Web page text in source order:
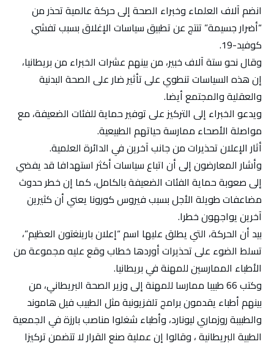
انضم آلاف العلماء وخبراء الصحة إلى حركة عالمية تحذر من
“أضرار جسيمة” تنتج عن تطبيق سياسات الإغلاق بسبب تفشي
كوفيد-19.
وقال نحو ستة آلاف خبير، من بينهم عشرات الخبراء من بريطانيا،
إن هذه السياسات تنطوي على تأثير ضار على الصحة البدنية
والعقلية والمجتمع أيضا.
ويدعو الخبراء إلى التركيز على توفير حماية للفئات الضعيفة، مع
مواصلة الأصحاء ممارسة حياتهم الطبيعية.
أثار الإعلان تحذيرات من جانب آخرين في الدائرة العلمية.
وأشار المعارضون إلى أن اتباع سياسات أكثر استهدافا قد يفضي
إلى صعوبة حماية الفئات الضعيفة بالكامل، كما إن خطر حدوث
مضاعفات طويلة الأجل بسبب فيروس كورونا يعني أن كثيرين
آخرين يواجهون خطرا.
بيد أن الحركة، التي يطلق عليها اسم “إعلان بارينغتون العظيم”،
تسلط الضوء على تحذيرات أوردها خطاب وقع عليه مجموعة من
الأطباء الممارسين للمهنة في بريطانيا.
وكتب 66 طبيبا ممارسا للمهنة إلى وزير الصحة البريطاني، من
بينهم أطباء يقدمون برامج تلفزيونية مثل الطبيب فيل هاموند
والطبيبة روزماري ليونارد، وأطباء شغلوا مناصب بارزة في الجمعية
الطبية البريطانية ، وقالوا إن عملية صنع القرار لا تتضمن تركيزا